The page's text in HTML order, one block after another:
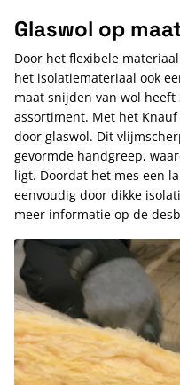
Glaswol op
Door het flexibele
het isolatiemateriaal ook
maat snijden van wol
assortiment. Met het
door glaswol. Dit
gevormde handgreep,
ligt. Doordat het mes een
eenvoudig door dikke
meer informatie op de